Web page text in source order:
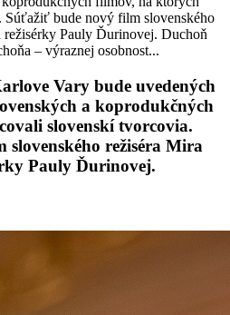
Súťažiť bude nový film slovenského
režisérky Pauly Ďurinovej. Duchoň
– výraznej osobnost...
Vary bude uvedených
a koprodukčných
slovenskí tvorcovia.
režiséra Mira
Pauly Ďurinovej.